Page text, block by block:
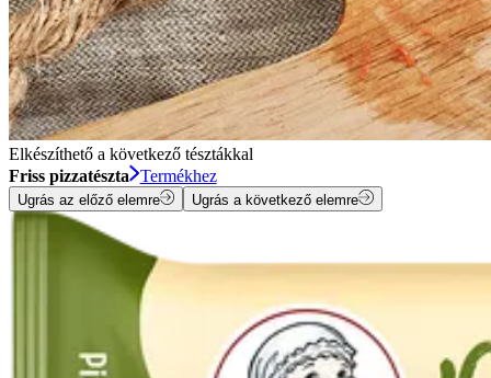
Elkészíthető a következő tésztákkal
Friss pizzatészta
Termékhez
Ugrás az előző elemre Ugrás a következő elemre